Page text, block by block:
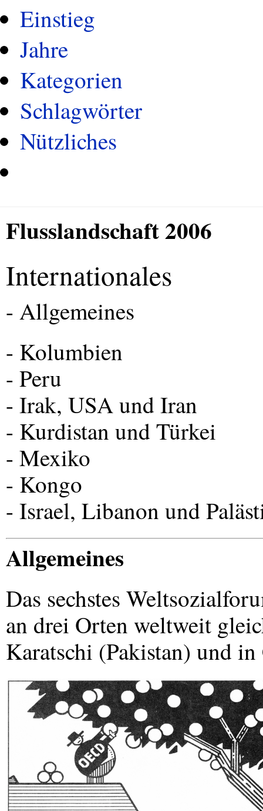
Einstieg
Jahre
Kategorien
Schlagwörter
Nützliches
Flusslandschaft 2006
Internationales
- Allgemeines
- Kolumbien
- Peru
- Irak, USAund Iran
- Kurdistan und Türkei
- Mexiko
- Kongo
- Israel, Libanon und
Allgemeines
Das sechstes
an drei Orten weltweit
Karatschi (Pakistan) und in